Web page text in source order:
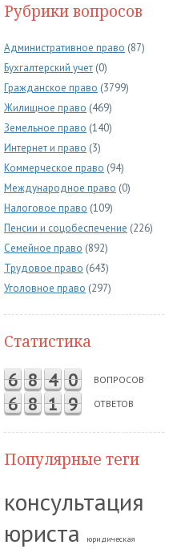
Рубрики вопросов
Административное право (87)
Бухгалтерский учет (0)
Гражданское право (3799)
Жилищное право (469)
Земельное право (140)
Интернет и право (3)
Коммерческое право (94)
Международное право (0)
Налоговое право (109)
Пенсии и соцобеспечение (226)
Семейное право (892)
Трудовое право (643)
Уголовное право (297)
Статистика
6 8 4 0 ВОПРОСОВ
6 8 1 9 ОТВЕТОВ
Популярные теги
консультация
юриста
юридическая